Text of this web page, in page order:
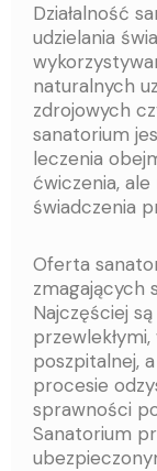
Działalność
udzielania
naturalnych
zdrojowych
sanatorium
leczenia
ćwiczenia,
świadczenia
Oferta
zmagających
Najczęściej
poszpitalnej,
procesie
sprawności
Sanatorium